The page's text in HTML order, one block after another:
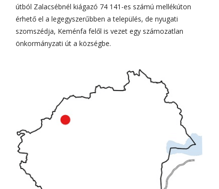
útból Zalacsébnél kiágazó 74 141-es számú mellékúton
érhető el a legegyszerűbben a település, de nyugati
szomszédja, Keménfa felől is vezet egy számozatlan
önkormányzati út a községbe.